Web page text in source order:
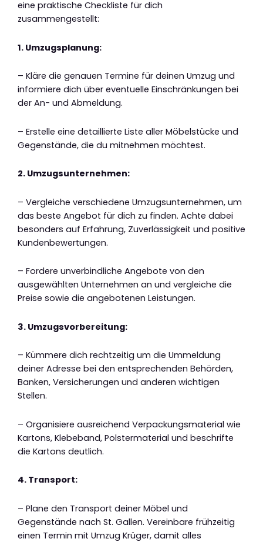
eine praktische Checkliste für dich
zusammengestellt:
1. Umzugsplanung:
– Kläre die genauen Termine für deinen Umzug und
informiere dich über eventuelle Einschränkungen bei
der An- und Abmeldung.
– Erstelle eine detaillierte Liste aller Möbelstücke und
Gegenstände, die du mitnehmen möchtest.
2. Umzugsunternehmen:
– Vergleiche verschiedene Umzugsunternehmen, um
das beste Angebot für dich zu finden. Achte dabei
besonders auf Erfahrung, Zuverlässigkeit und positive
Kundenbewertungen.
– Fordere unverbindliche Angebote von den
ausgewählten Unternehmen an und vergleiche die
Preise sowie die angebotenen Leistungen.
3. Umzugsvorbereitung:
– Kümmere dich rechtzeitig um die Ummeldung
deiner Adresse bei den entsprechenden Behörden,
Banken, Versicherungen und anderen wichtigen
Stellen.
– Organisiere ausreichend Verpackungsmaterial wie
Kartons, Klebeband, Polstermaterial und beschrifte
die Kartons deutlich.
4. Transport:
– Plane den Transport deiner Möbel und
Gegenstände nach St. Gallen. Vereinbare frühzeitig
einen Termin mit Umzug Krüger, damit alles